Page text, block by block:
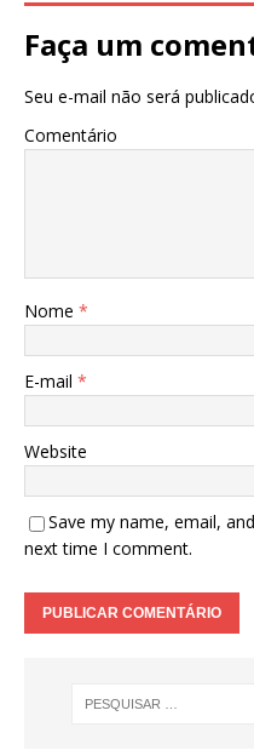
Faça um
Seu e-mail não será
Comentário
Nome *
E-mail *
Website
Save my name, email,
next time I comment.